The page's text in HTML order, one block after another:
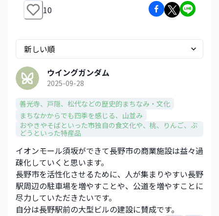
10
ウイングガンダム
2025-09-28
善光寺、戸隠、松代などの歴史的まちなみ・文化​
まちなかからでも四季を感じる、山並み​
おやきやそばといった市独自の食文化や、​桃、りんご、ぶ
どうといった特産品​
イオンモール須坂ができて長野市の商業施設は益々過
疎化していくと思います。
長野市を活性化させるために、人が集まりやすい長野
駅周辺の駐車場を増やすことや、公道を増やすことに
尽力していただきたいです。
自分は長野駅前の大型ビルの建設に賛成です。